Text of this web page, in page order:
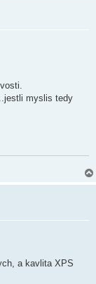
myslis tedy
a kavlita XPS